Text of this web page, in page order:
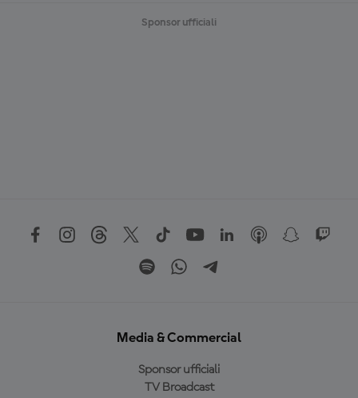
Sponsor ufficiali
Media & Commercial
Sponsor ufficiali
TV Broadcast